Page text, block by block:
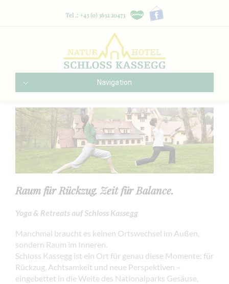
Tel .: +43 (0) 3632 20473
Navigation
Raum für Rückzug. Zeit für Balance.
Yoga & Retreats auf Schloss Kassegg
Manchmal braucht es keinen Ortswechsel im Außen,
sondern Raum im Inneren.
Schloss Kassegg ist ein Ort für genau diese Momente: für
Rückzug, Achtsamkeit und neue Perspektiven –
eingebettet in die Weite des Nationalparks Gesäuse,